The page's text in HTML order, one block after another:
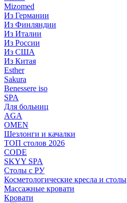
Mizomed
Из Германии
Из Финляндии
Из Италии
Из России
Из США
Из Китая
Esther
Sakura
Benessere iso
SPA
Для больниц
AGA
OMEN
Шезлонги и качалки
ТОП столов 2026
CODE
SKYY SPA
Столы с РУ
Косметологические кресла и столы
Массажные кровати
Кровати